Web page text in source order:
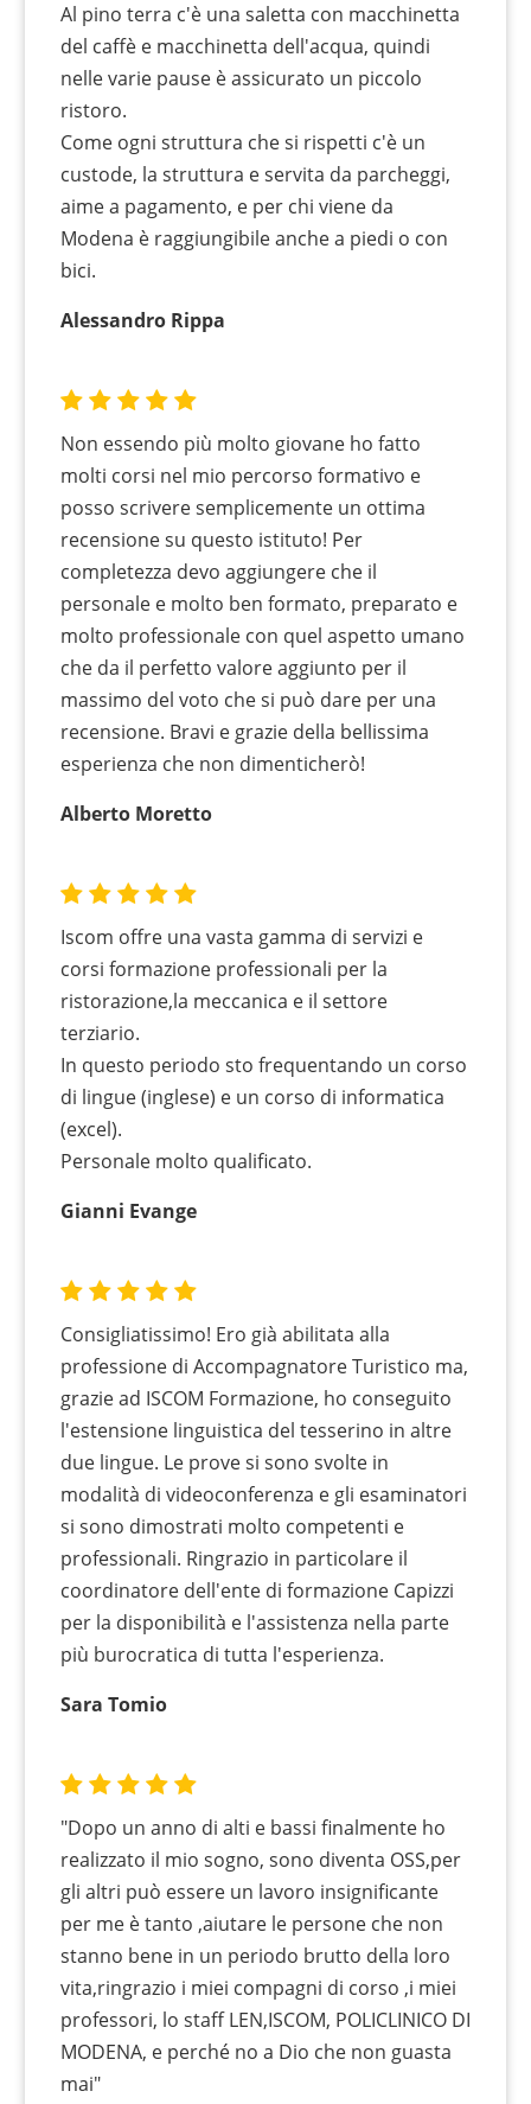
Al pino terra c'è una saletta con macchinetta
del caffè e macchinetta dell'acqua, quindi
nelle varie pause è assicurato un piccolo
ristoro.
Come ogni struttura che si rispetti c'è un
custode, la struttura e servita da parcheggi,
aime a pagamento, e per chi viene da
Modena è raggiungibile anche a piedi o con
bici.
Alessandro Rippa
Non essendo più molto giovane ho fatto
molti corsi nel mio percorso formativo e
posso scrivere semplicemente un ottima
recensione su questo istituto! Per
completezza devo aggiungere che il
personale e molto ben formato, preparato e
molto professionale con quel aspetto umano
che da il perfetto valore aggiunto per il
massimo del voto che si può dare per una
recensione. Bravi e grazie della bellissima
esperienza che non dimenticherò!
Alberto Moretto
Iscom offre una vasta gamma di servizi e
corsi formazione professionali per la
ristorazione,la meccanica e il settore
terziario.
In questo periodo sto frequentando un corso
di lingue (inglese) e un corso di informatica
(excel).
Personale molto qualificato.
Gianni Evange
Consigliatissimo! Ero già abilitata alla
professione di Accompagnatore Turistico ma,
grazie ad ISCOM Formazione, ho conseguito
l'estensione linguistica del tesserino in altre
due lingue. Le prove si sono svolte in
modalità di videoconferenza e gli esaminatori
si sono dimostrati molto competenti e
professionali. Ringrazio in particolare il
coordinatore dell'ente di formazione Capizzi
per la disponibilità e l'assistenza nella parte
più burocratica di tutta l'esperienza.
Sara Tomio
"Dopo un anno di alti e bassi finalmente ho
realizzato il mio sogno, sono diventa OSS,per
gli altri può essere un lavoro insignificante
per me è tanto ,aiutare le persone che non
stanno bene in un periodo brutto della loro
vita,ringrazio i miei compagni di corso ,i miei
professori, lo staff LEN,ISCOM, POLICLINICO DI
MODENA, e perché no a Dio che non guasta
mai"